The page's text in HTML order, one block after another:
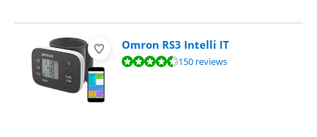
Omron RS3 Intelli IT
Beoordeling is 8,7 van de 10, gebaseerd op 150 reviews.
150 reviews